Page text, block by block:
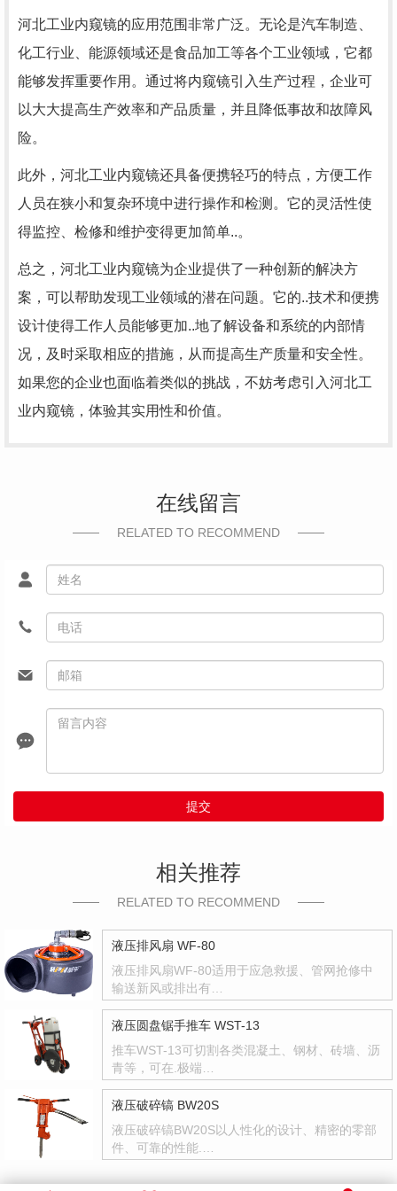
河北工业内窥镜的应用范围非常广泛。无论是汽车制造、
化工行业、能源领域还是食品加工等各个工业领域，它都
能够发挥重要作用。通过将内窥镜引入生产过程，企业可
以大大提高生产效率和产品质量，并且降低事故和故障风
险。
此外，河北工业内窥镜还具备便携轻巧的特点，方便工作
人员在狭小和复杂环境中进行操作和检测。它的灵活性使
得监控、检修和维护变得更加简单..。
总之，河北工业内窥镜为企业提供了一种创新的解决方
案，可以帮助发现工业领域的潜在问题。它的..技术和便携
设计使得工作人员能够更加..地了解设备和系统的内部情
况，及时采取相应的措施，从而提高生产质量和安全性。
如果您的企业也面临着类似的挑战，不妨考虑引入河北工
业内窥镜，体验其实用性和价值。
在线留言
RELATED TO RECOMMEND
提交
相关推荐
RELATED TO RECOMMEND
液压排风扇 WF-80
液压排风扇WF-80适用于应急救援、管网抢修中
输送新风或排出有…
液压圆盘锯手推车 WST-13
推车WST-13可切割各类混凝土、钢材、砖墙、沥
青等，可在.极端…
液压破碎镐 BW20S
液压破碎镐BW20S以人性化的设计、精密的零部
件、可靠的性能.…